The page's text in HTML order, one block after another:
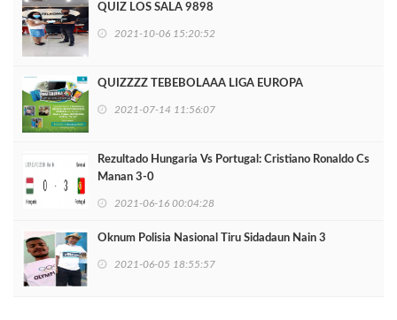
QUIZ LOS SALA 9898
2021-10-06 15:20:52
QUIZZZZ TEBEBOLAAA LIGA EUROPA
2021-07-14 11:56:07
Rezultado Hungaria Vs Portugal: Cristiano Ronaldo Cs
Manan 3-0
2021-06-16 00:04:28
Oknum Polisia Nasional Tiru Sidadaun Nain 3
2021-06-05 18:55:57